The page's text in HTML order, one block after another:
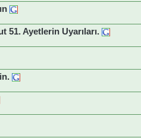
51. Ayetlerin Uyarıları.